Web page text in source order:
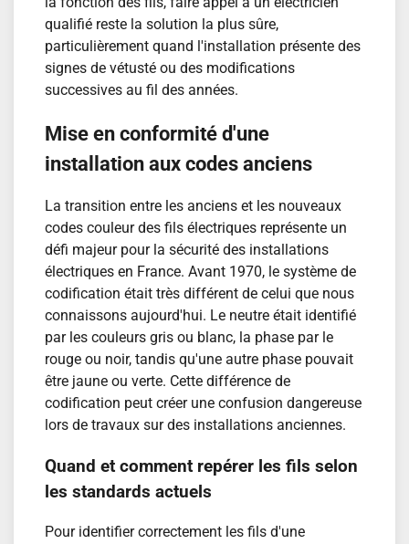
qualifié reste la solution la plus sûre,
particulièrement quand l'installation présente des
signes de vétusté ou des modifications
successives au fil des années.
Mise en conformité d'une
installation aux codes anciens
La transition entre les anciens et les nouveaux
codes couleur des fils électriques représente un
défi majeur pour la sécurité des installations
électriques en France. Avant 1970, le système de
codification était très différent de celui que nous
connaissons aujourd'hui. Le neutre était identifié
par les couleurs gris ou blanc, la phase par le
rouge ou noir, tandis qu'une autre phase pouvait
être jaune ou verte. Cette différence de
codification peut créer une confusion dangereuse
lors de travaux sur des installations anciennes.
Quand et comment repérer les fils selon
les standards actuels
Pour identifier correctement les fils d'une